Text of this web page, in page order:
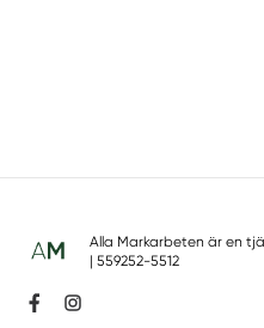
Alla Markarbeten är en
| 559252-5512